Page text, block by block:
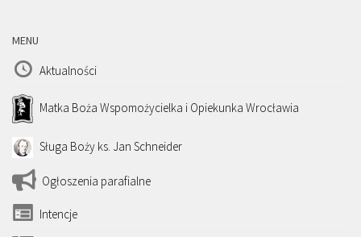
MENU
Aktualności
Matka Boża Wspomożycielka i Opiekunka Wrocławia
Sługa Boży ks. Jan Schneider
Ogłoszenia parafialne
Intencje